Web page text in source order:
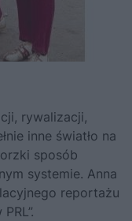
rywalizacji,
inne światło na
sposób
systemie. Anna
reportażu